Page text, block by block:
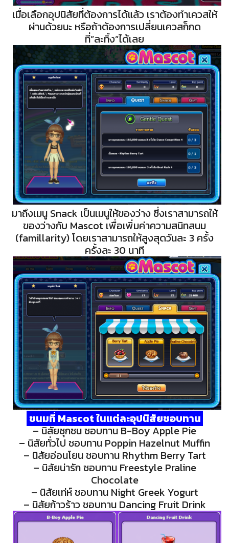
เมื่อเลือกอุปนิสัยที่ต้องการได้แล้ว เราต้องทำเควสให้
ผ่านด้วยนะ หรือถ้าต้องการเปลี่ยนเควสก็กด
ที่”ละทิ้ง”ได้เลย
มาถึงเมนู Snack เป็นเมนูให้ของว่าง ซึ่งเราสามารถให้
ของว่างกับ Mascot เพื่อเพิ่มค่าความสนิทสนม
(famillarity) โดยเราสามารถให้สูงสุดวันละ 3 ครั้ง
ครั้งละ 30 นาที
ขนมที่ Mascot ในแต่ละอุปนิสัยชอบทาน
– นิสัยซุกซน ชอบทาน B-Boy Apple Pie
– นิสัยทั่วไป ชอบทาน Poppin Hazelnut Muffin
– นิสัยอ่อนโยน ชอบทาน Rhythm Berry Tart
– นิสัยน่ารัก ชอบทาน Freestyle Praline
Chocolate
– นิสัยเท่ห์ ชอบทาน Night Greek Yogurt
– นิสัยก้าวร้าว ชอบทาน Dancing Fruit Drink